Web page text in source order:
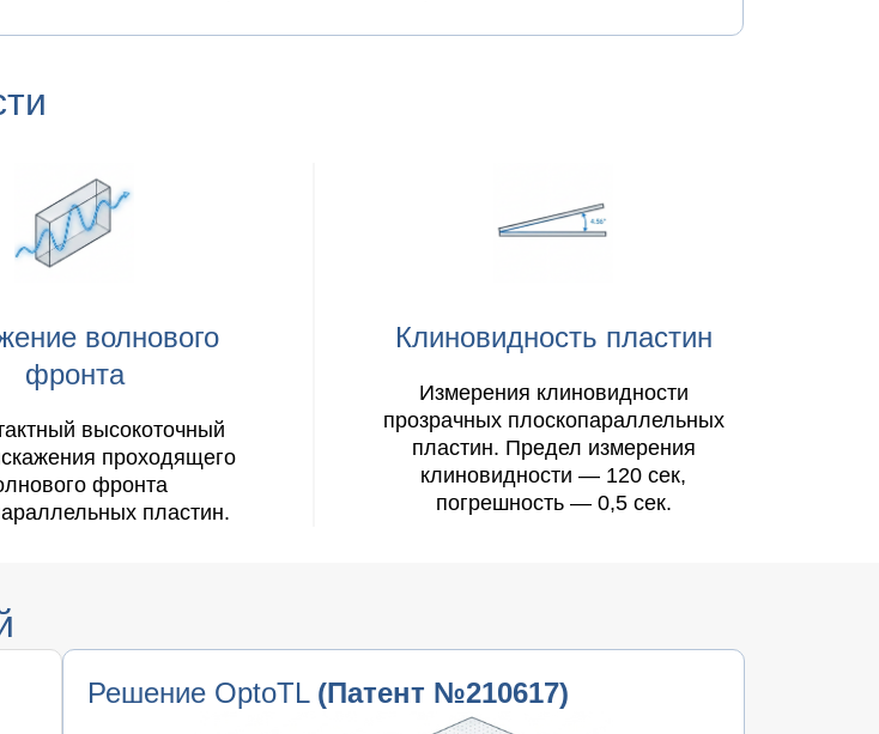
волнового
фронта
высокоточный
проходящего
фронта
пластин.
Клиновидность пластин
Измерения клиновидности
прозрачных плоскопараллельных
пластин. Предел измерения
клиновидности — 120 сек,
погрешность — 0,5 сек.
Решение OptoTL (Патент №210617)